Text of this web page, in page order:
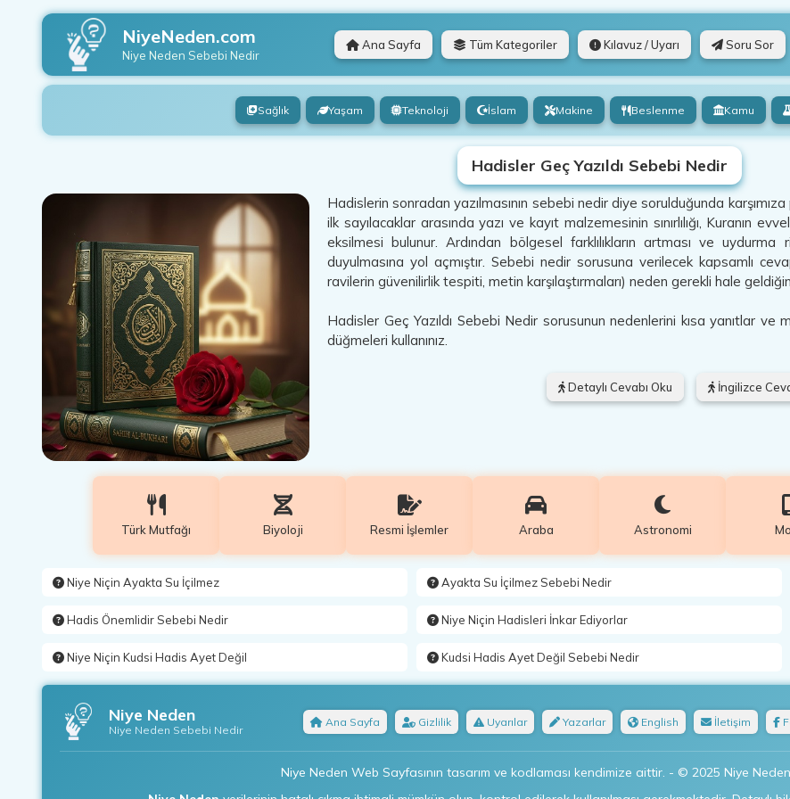
NiyeNeden.com
Niye Neden Sebebi Nedir
Ana Sayfa Tüm Kategoriler Kılavuz / Uyarı Soru Sor
Sağlık Yaşam Teknoloji İslam Makine Beslenme Kamu
Hadisler Geç Yazıldı Sebebi Nedir
Hadislerin sonradan yazılmasının sebebi nedir diye sorulduğunda
ilk sayılacaklar arasında yazı ve kayıt malzemesinin sınırlılığı, Kuranın
eksilmesi bulunur. Ardından bölgesel farklılıkların artması ve
duyulmasına yol açmıştır. Sebebi nedir sorusuna verilecek kapsamlı
ravilerin güvenilirlik tespiti, metin karşılaştırmaları) neden gerekli hale
Hadisler Geç Yazıldı Sebebi Nedir sorusunun nedenlerini kısa yanıtlar ve
düğmeleri kullanınız.
Detaylı Cevabı Oku İngilizce
Türk Mutfağı Biyoloji Resmi İşlemler Araba Astronomi
Niye Niçin Ayakta Su İçilmez Ayakta Su İçilmez Sebebi Nedir
Hadis Önemlidir Sebebi Nedir Niye Niçin Hadisleri İnkar Ediyorlar
Niye Niçin Kudsi Hadis Ayet Değil Kudsi Hadis Ayet Değil Sebebi Nedir
Niye Neden
Niye Neden Sebebi Nedir
Ana Sayfa Gizlilik Uyarılar Yazarlar English İletişim
Niye Neden Web Sayfasının tasarım ve kodlaması kendimize aittir. - © 2025 Niye Neden